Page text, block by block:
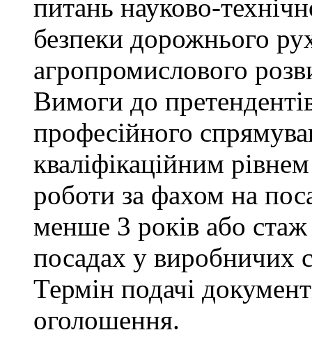
питань науково-
безпеки дорожнього
агропромислового
Вимоги до
професійного
кваліфікаційним
роботи за фахом на
менше 3 років або
посадах у виробничих
Термін подачі
оголошення.